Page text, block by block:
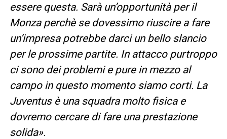
essere questa. Sarà un’opportunità per il
Monza perchè se dovessimo riuscire a fare
un’impresa potrebbe darci un bello slancio
per le prossime partite. In attacco purtroppo
ci sono dei problemi e pure in mezzo al
campo in questo momento siamo corti. La
Juventus è una squadra molto fisica e
dovremo cercare di fare una prestazione
solida».